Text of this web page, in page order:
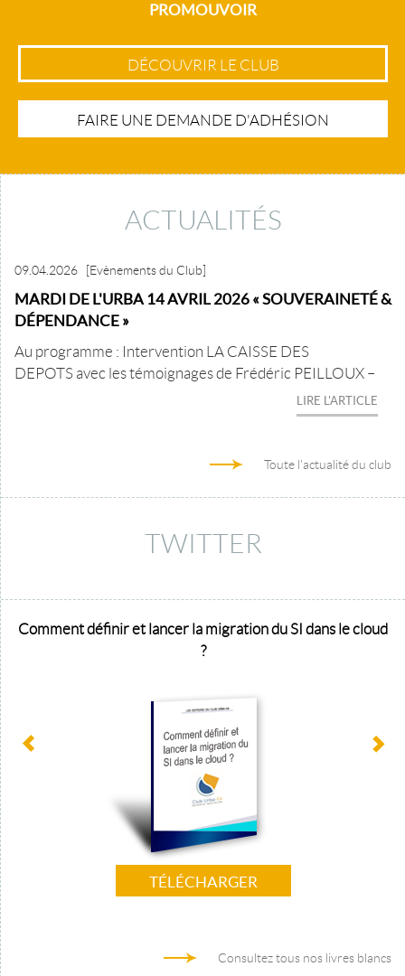
PROMOUVOIR
DÉCOUVRIR LE CLUB
FAIRE UNE DEMANDE D'ADHÉSION
ACTUALITÉS
09.04.2026 [Evènements du Club]
MARDI DE L'URBA 14 AVRIL 2026 « SOUVERAINETÉ &
DÉPENDANCE »
Au programme : Intervention LA CAISSE DES
DEPOTS avec les témoignages de Frédéric PEILLOUX –
LIRE L'ARTICLE
Toute l'actualité du club
TWITTER
Comment définir et lancer la migration du SI dans le cloud
?
TÉLÉCHARGER
Consultez tous nos livres blancs